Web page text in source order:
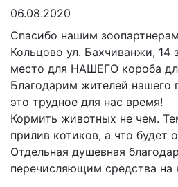
06.08.2020
Спасибо нашим
Кольцово ул. Бахчиванжи, 14
место для НАШЕГО короба
Благодарим жителей нашего
это трудное для нас время!
Кормить животных не чем.
прилив котиков, а что будет
Отдельная душевная
перечисляющим средства на